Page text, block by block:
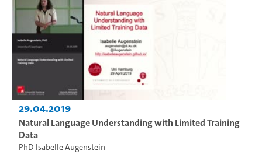
29.04.2019
Natural Language Understanding with Limited Training
Data
PhD Isabelle Augenstein